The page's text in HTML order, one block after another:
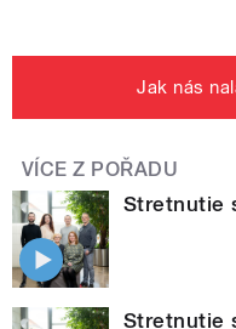
Jak nás
VÍCE Z POŘADU
Stretnutie
Stretnutie